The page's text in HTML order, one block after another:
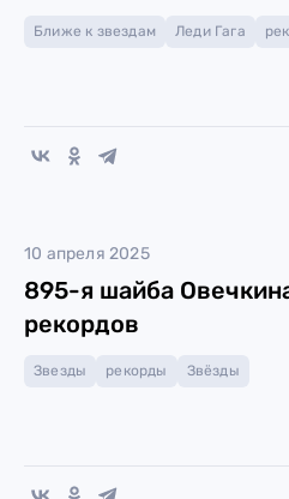
Ближе к звездам Леди Гага
10 апреля 2025
895-я шайба
рекордов
Звезды рекорды Звёзды